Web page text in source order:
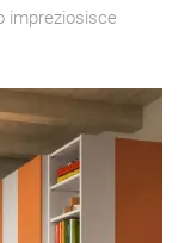
impreziosisce